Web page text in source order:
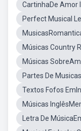
CartinhaDe Amor
Perfect Musical
Músicas Country
Músicas
Partes De
Textos Fofos
Músicas
Letra De